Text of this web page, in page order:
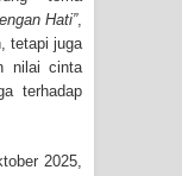
Hati”,
tetapi juga
nilai cinta
terhadap
2025,